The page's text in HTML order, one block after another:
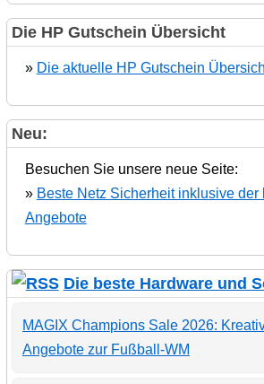
Die HP Gutschein Übersicht
» Die aktuelle HP Gutschein
Neu:
Besuchen Sie unsere neue Seite:
» Beste Netz Sicherheit inklusive der
Angebote
Die beste Hardware und
MAGIX Champions Sale 2026:
Angebote zur Fußball-WM